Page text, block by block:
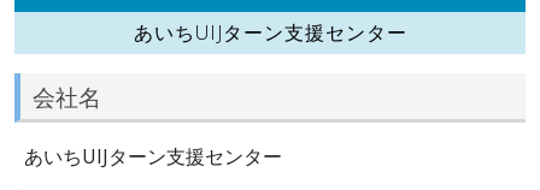
あいちUIJターン支援センター
会社名
あいちUIJターン支援センター